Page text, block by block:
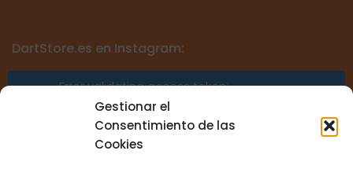
Gestionar el
Consentimiento de las
Cookies
DartStore.es en Instagram:
Error validating access token:
Sessions for the user are not allowed
because the user is not a confirmed